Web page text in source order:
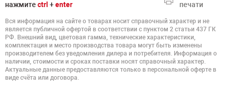
нажмите ctrl +enter
печати
Вся информация на сайте о товарах носит справочный характер и не
является публичной офертой в соответствии с пунктом 2 статьи 437 ГК
РФ. Внешний вид, цветовая гамма, технические характеристики,
комплектация и место производства товара могут быть изменены
производителем без уведомления дилера и потребителя. Информация о
наличии, стоимости и сроках поставки носят справочный характер.
Актуальные данные предоставляются только в персональной оферте в
виде счёта или договора.